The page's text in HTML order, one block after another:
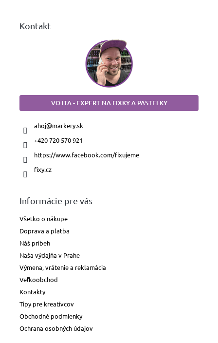
Kontakt
VOJTA - EXPERT NA FIXKY A PASTELKY
ahoj@markery.sk
+420 720 570 921
https://www.facebook.com/fixujeme
fixy.cz
Informácie pre vás
Všetko o nákupe
Doprava a platba
Náš príbeh
Naša výdajňa v Prahe
Výmena, vrátenie a reklamácia
Veľkoobchod
Kontakty
Tipy pre kreatívcov
Obchodné podmienky
Ochrana osobných údajov